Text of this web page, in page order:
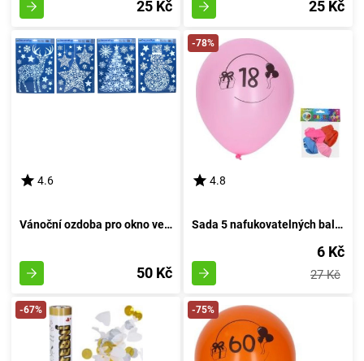
25 Kč 25 Kč
4.6
Vánoční ozdoba pro okno velikosti 41x29 cm
50 Kč
-78%
4.8
Sada 5 nafukovatelných balónků o průměru 30 cm, s motivem číslo 18
6 Kč
27 Kč
-67% -75%